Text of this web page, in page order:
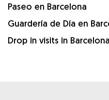
Paseo en Barcelona
Guardería de Día en
Drop in visits in Barcelona